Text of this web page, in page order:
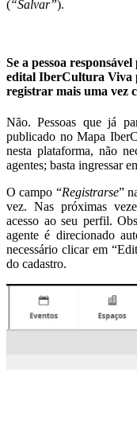
(“Salvar”).
Se a pessoa
edital IberCultura Viva
registrar mais uma vez
Não. Pessoas que já
publicado no Mapa
nesta plataforma, não
agentes; basta ingressar
O campo “Registrarse”
vez. Nas próximas
acesso ao seu perfil.
agente é direcionado
necessário clicar em
do cadastro.